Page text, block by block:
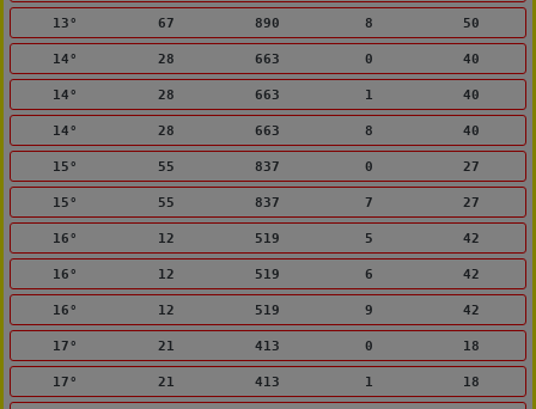
13° 67 890 8 50
14° 28 663 0 40
14° 28 663 1 40
14° 28 663 8 40
15° 55 837 0 27
15° 55 837 7 27
16° 12 519 5 42
16° 12 519 6 42
16° 12 519 9 42
17° 21 413 0 18
17° 21 413 1 18